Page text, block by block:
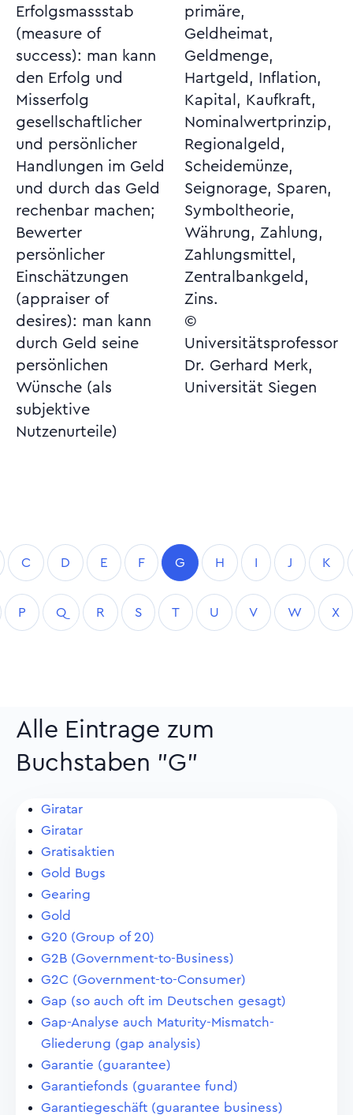
Erfolgsmassstab
(measure of
success): man kann
den Erfolg und
Misserfolg
gesellschaftlicher
und persönlicher
Handlungen im Geld
und durch das Geld
rechenbar machen;
Bewerter
persönlicher
Einschätzungen
(appraiser of
desires): man kann
durch Geld seine
persönlichen
Wünsche (als
subjektive
Nutzenurteile)
primäre,
Geldheimat,
Geldmenge,
Hartgeld, Inflation,
Kapital, Kaufkraft,
Nominalwertprinzip,
Regionalgeld,
Scheidemünze,
Seignorage, Sparen,
Symboltheorie,
Währung, Zahlung,
Zahlungsmittel,
Zentralbankgeld,
Zins.
©
Universitätsprofessor
Dr. Gerhard Merk,
Universität Siegen
C D E F G H I J K
P Q R S T U V W X
Alle Eintrage zum
Buchstaben "G"
Giratar
Giratar
Gratisaktien
Gold Bugs
Gearing
Gold
G20 (Group of 20)
G2B (Government-to-Business)
G2C (Government-to-Consumer)
Gap (so auch oft im Deutschen gesagt)
Gap-Analyse auch Maturity-Mismatch-
Gliederung (gap analysis)
Garantie (guarantee)
Garantiefonds (guarantee fund)
Garantiegeschäft (guarantee business)